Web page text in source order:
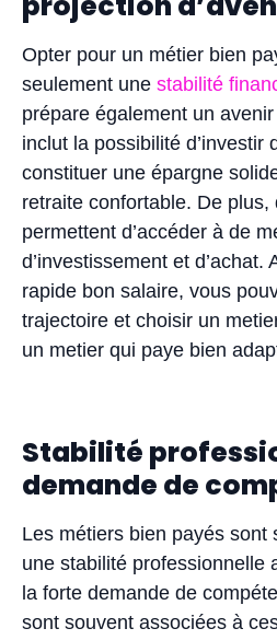
Opter pour un métier bien
seulement une stabilité
prépare également un
inclut la possibilité d’investir
constituer une épargne
retraite confortable. De
permettent d’accéder à de
d’investissement et d’achat.
rapide bon salaire, vous
trajectoire et choisir un
un metier qui paye bien
Stabilité
demande de
Les métiers bien payés sont
une stabilité professionnelle
la forte demande de
sont souvent associées à